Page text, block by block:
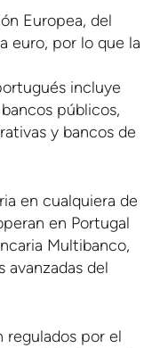
Europea, del
euro, por lo que la
incluye
públicos,
y bancos de
en cualquiera de
en Portugal
Multibanco,
avanzadas del
regulados por el